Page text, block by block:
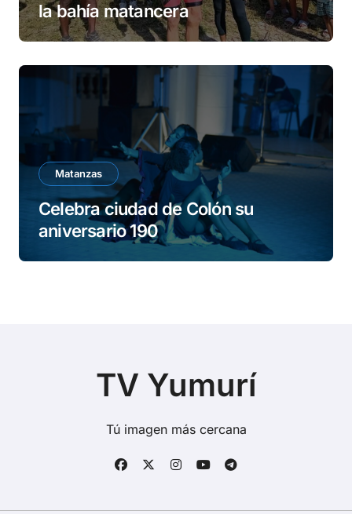
la bahía matancera
Matanzas
Celebra ciudad de Colón su
aniversario 190
TV Yumurí
Tú imagen más cercana